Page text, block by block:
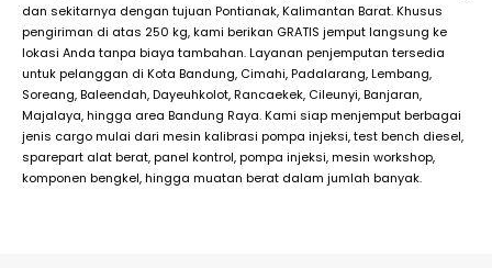
dan sekitarnya dengan tujuan Pontianak, Kalimantan Barat. Khusus
pengiriman di atas 250 kg, kami berikan GRATIS jemput langsung ke
lokasi Anda tanpa biaya tambahan. Layanan penjemputan tersedia
untuk pelanggan di Kota Bandung, Cimahi, Padalarang, Lembang,
Soreang, Baleendah, Dayeuhkolot, Rancaekek, Cileunyi, Banjaran,
Majalaya, hingga area Bandung Raya. Kami siap menjemput berbagai
jenis cargo mulai dari mesin kalibrasi pompa injeksi, test bench diesel,
sparepart alat berat, panel kontrol, pompa injeksi, mesin workshop,
komponen bengkel, hingga muatan berat dalam jumlah banyak.